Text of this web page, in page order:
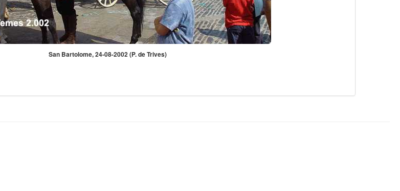
San Bartolome, 24-08-2002 (P. de Trives)